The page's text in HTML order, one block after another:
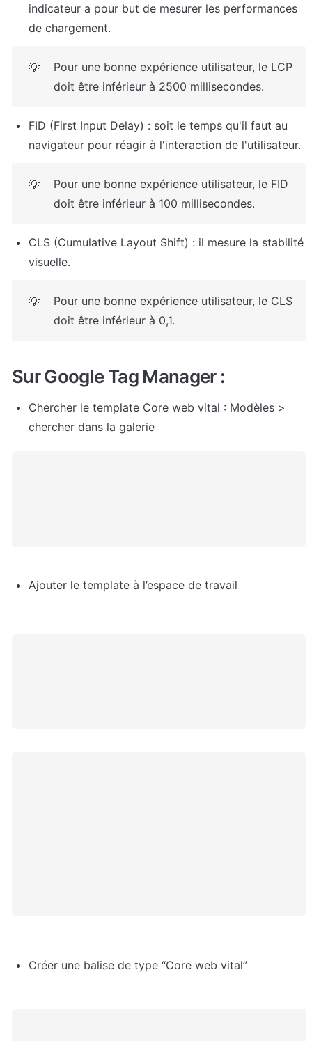
indicateur a pour but de mesurer les performances
de chargement.
💡
Pour une bonne expérience utilisateur, le LCP
doit être inférieur à 2500 millisecondes.
FID (First Input Delay) : soit le temps qu'il faut au
navigateur pour réagir à l'interaction de l'utilisateur.
💡
Pour une bonne expérience utilisateur, le FID
doit être inférieur à 100 millisecondes.
CLS (Cumulative Layout Shift) : il mesure la stabilité
visuelle.
💡
Pour une bonne expérience utilisateur, le CLS
doit être inférieur à 0,1.
Sur Google Tag Manager :
Chercher le template Core web vital : Modèles >
chercher dans la galerie
Ajouter le template à l’espace de travail
Créer une balise de type “Core web vital”